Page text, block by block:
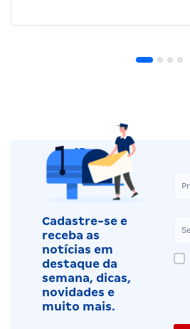
Cadastre-se e
receba as
notícias em
destaque da
semana, dicas,
novidades e
muito mais.